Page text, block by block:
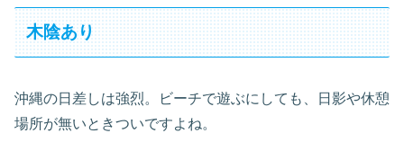
木陰あり
沖縄の日差しは強烈。ビーチで遊ぶにしても、日影や休憩
場所が無いときついですよね。